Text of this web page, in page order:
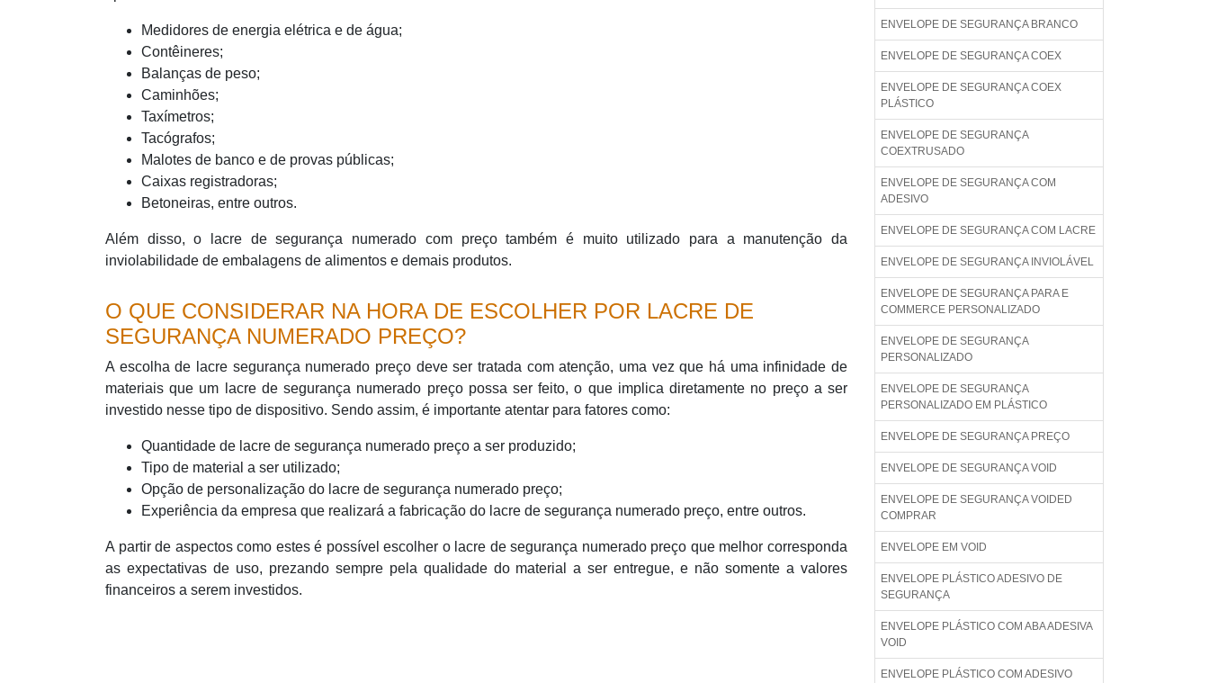
Medidores de energia elétrica e de água;
Contêineres;
Balanças de peso;
Caminhões;
Taxímetros;
Tacógrafos;
Malotes de banco e de provas públicas;
Caixas registradoras;
Betoneiras, entre outros.
Além disso, o lacre de segurança numerado com preço também é muito utilizado para a manutenção da
inviolabilidade de embalagens de alimentos e demais produtos.
O QUE CONSIDERAR NA HORA DE ESCOLHER POR LACRE DE
SEGURANÇA NUMERADO PREÇO?
A escolha de lacre segurança numerado preço deve ser tratada com atenção, uma vez que há uma infinidade de
materiais que um lacre de segurança numerado preço possa ser feito, o que implica diretamente no preço a ser
investido nesse tipo de dispositivo. Sendo assim, é importante atentar para fatores como:
Quantidade de lacre de segurança numerado preço a ser produzido;
Tipo de material a ser utilizado;
Opção de personalização do lacre de segurança numerado preço;
Experiência da empresa que realizará a fabricação do lacre de segurança numerado preço, entre outros.
A partir de aspectos como estes é possível escolher o lacre de segurança numerado preço que melhor corresponda
as expectativas de uso, prezando sempre pela qualidade do material a ser entregue, e não somente a valores
financeiros a serem investidos.
ENVELOPE DE SEGURANÇA BRANCO
ENVELOPE DE SEGURANÇA COEX
ENVELOPE DE SEGURANÇA COEX
PLÁSTICO
ENVELOPE DE SEGURANÇA
COEXTRUSADO
ENVELOPE DE SEGURANÇA COM
ADESIVO
ENVELOPE DE SEGURANÇA COM LACRE
ENVELOPE DE SEGURANÇA INVIOLÁVEL
ENVELOPE DE SEGURANÇA PARA E
COMMERCE PERSONALIZADO
ENVELOPE DE SEGURANÇA
PERSONALIZADO
ENVELOPE DE SEGURANÇA
PERSONALIZADO EM PLÁSTICO
ENVELOPE DE SEGURANÇA PREÇO
ENVELOPE DE SEGURANÇA VOID
ENVELOPE DE SEGURANÇA VOIDED
COMPRAR
ENVELOPE EM VOID
ENVELOPE PLÁSTICO ADESIVO DE
SEGURANÇA
ENVELOPE PLÁSTICO COM ABA ADESIVA
VOID
ENVELOPE PLÁSTICO COM ADESIVO